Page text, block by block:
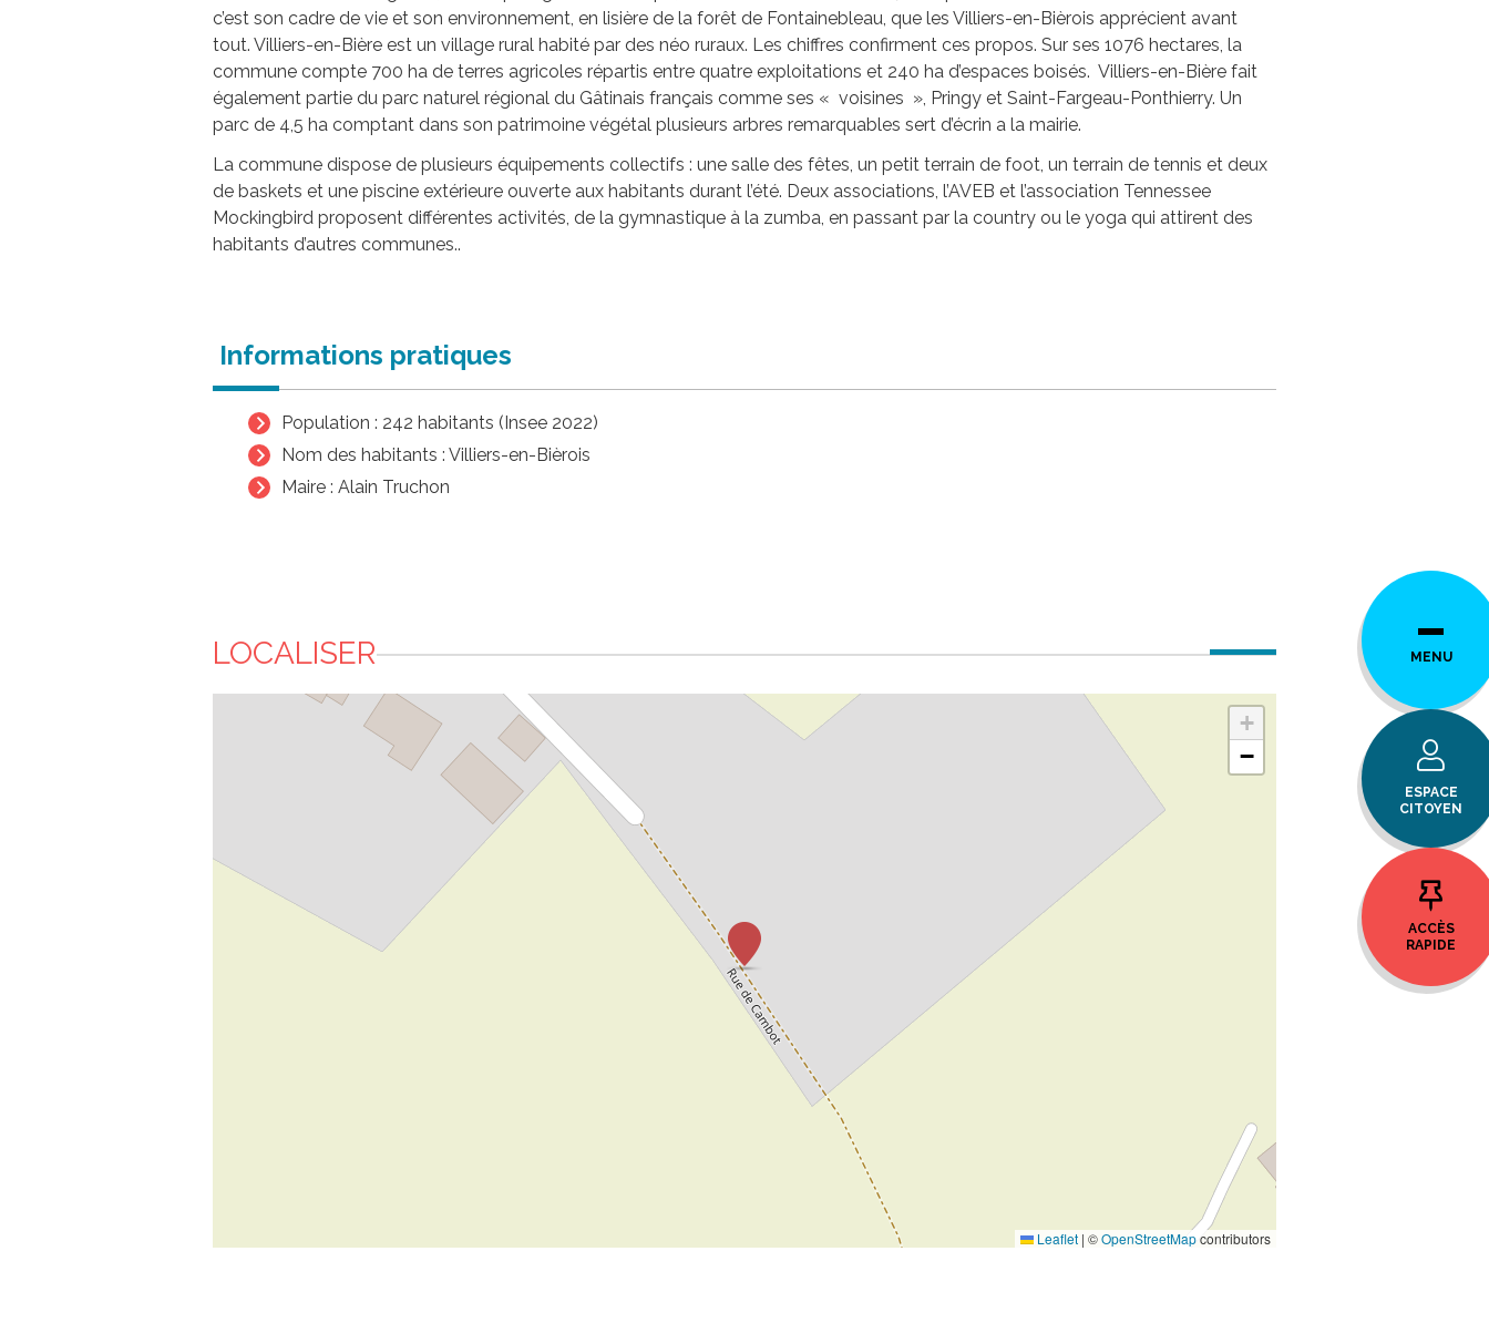
c’est son cadre de vie et son environnement, en lisière de la forêt de Fontainebleau, que les Villiers-en-Bièrois apprécient avant
tout. Villiers-en-Bière est un village rural habité par des néo ruraux. Les chiffres confirment ces propos. Sur ses 1076 hectares, la
commune compte 700 ha de terres agricoles répartis entre quatre exploitations et 240 ha d’espaces boisés. Villiers-en-Bière fait
également partie du parc naturel régional du Gâtinais français comme ses « voisines », Pringy et Saint-Fargeau-Ponthierry. Un
parc de 4,5 ha comptant dans son patrimoine végétal plusieurs arbres remarquables sert d’écrin a la mairie.
La commune dispose de plusieurs équipements collectifs : une salle des fêtes, un petit terrain de foot, un terrain de tennis et deux
de baskets et une piscine extérieure ouverte aux habitants durant l’été. Deux associations, l’AVEB et l’association Tennessee
Mockingbird proposent différentes activités, de la gymnastique à la zumba, en passant par la country ou le yoga qui attirent des
habitants d’autres communes..
Informations pratiques
Population : 242 habitants (Insee 2022)
Nom des habitants : Villiers-en-Bièrois
Maire : Alain Truchon
LOCALISER
+
−
Leaflet | ©OpenStreetMapcontributors
MENU
ESPACE
CITOYEN
ACCÈS
RAPIDE